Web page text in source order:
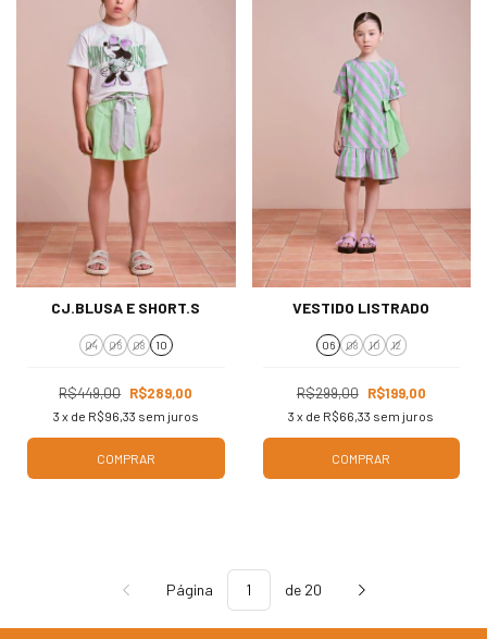
CJ.BLUSA E SHORT.S
04 06 08 10
R$449,00 R$289,00
3 x de R$96,33 sem juros
COMPRAR
VESTIDO LISTRADO
06 08 10 12
R$299,00 R$199,00
3 x de R$66,33 sem juros
COMPRAR
Página de 20